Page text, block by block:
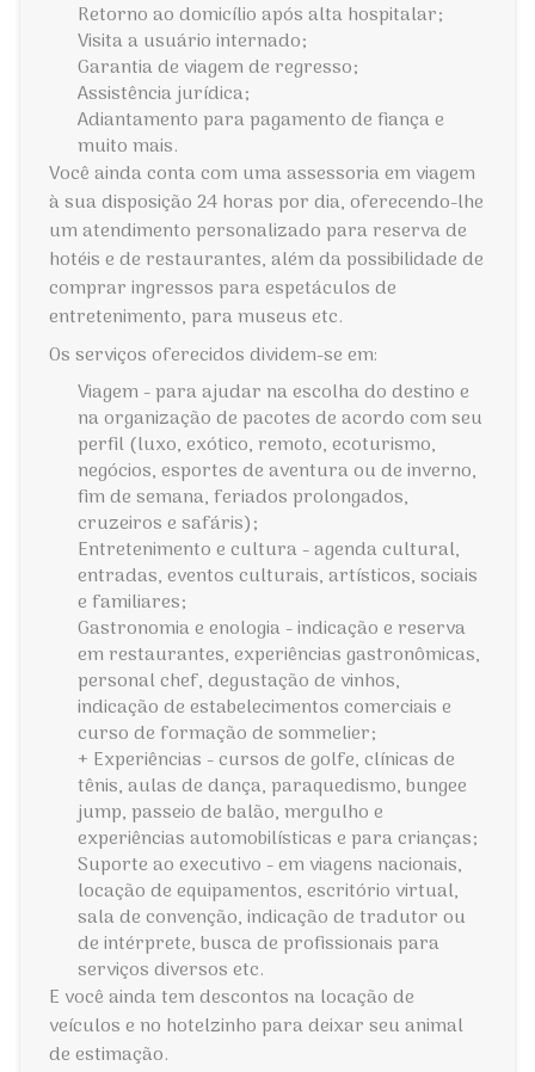
Retorno ao domicílio após alta hospitalar;
Visita a usuário internado;
Garantia de viagem de regresso;
Assistência jurídica;
Adiantamento para pagamento de fiança e
muito mais.
Você ainda conta com uma assessoria em viagem
à sua disposição 24 horas por dia, oferecendo-lhe
um atendimento personalizado para reserva de
hotéis e de restaurantes, além da possibilidade de
comprar ingressos para espetáculos de
entretenimento, para museus etc.
Os serviços oferecidos dividem-se em:
Viagem - para ajudar na escolha do destino e
na organização de pacotes de acordo com seu
perfil (luxo, exótico, remoto, ecoturismo,
negócios, esportes de aventura ou de inverno,
fim de semana, feriados prolongados,
cruzeiros e safáris);
Entretenimento e cultura - agenda cultural,
entradas, eventos culturais, artísticos, sociais
e familiares;
Gastronomia e enologia - indicação e reserva
em restaurantes, experiências gastronômicas,
personal chef, degustação de vinhos,
indicação de estabelecimentos comerciais e
curso de formação de sommelier;
+ Experiências - cursos de golfe, clínicas de
tênis, aulas de dança, paraquedismo, bungee
jump, passeio de balão, mergulho e
experiências automobilísticas e para crianças;
Suporte ao executivo - em viagens nacionais,
locação de equipamentos, escritório virtual,
sala de convenção, indicação de tradutor ou
de intérprete, busca de profissionais para
serviços diversos etc.
E você ainda tem descontos na locação de
veículos e no hotelzinho para deixar seu animal
de estimação.